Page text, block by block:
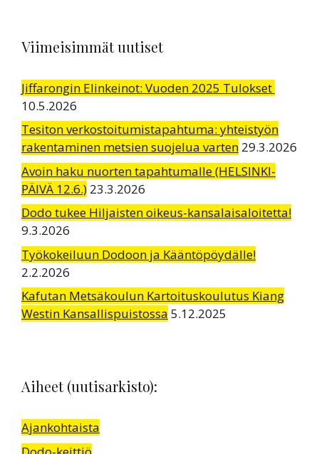
Viimeisimmät uutiset
Jiffarongin Elinkeinot: Vuoden 2025 Tulokset
10.5.2026
Tesiton verkostoitumistapahtuma: yhteistyön
rakentaminen metsien suojelua varten 29.3.2026
Avoin haku nuorten tapahtumalle (HELSINKI-
PÄIVÄ 12.6.) 23.3.2026
Dodo tukee Hiljaisten oikeus-kansalaisaloitetta!
9.3.2026
Työkokeiluun Dodoon ja Kääntöpöydälle!
2.2.2026
Kafutan Metsäkoulun Kartoituskoulutus Kiang
Westin Kansallispuistossa 5.12.2025
Aiheet (uutisarkisto):
Ajankohtaista